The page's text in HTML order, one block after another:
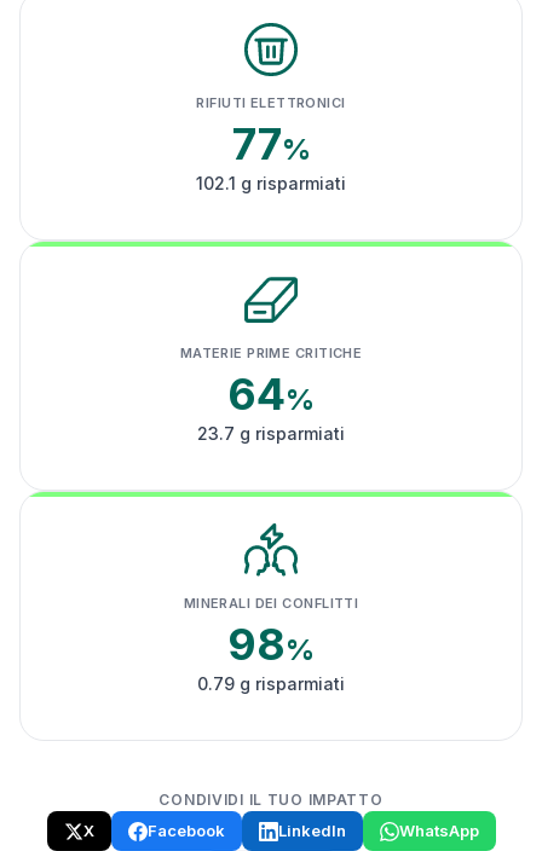
RIFIUTI ELETTRONICI
77%
102.1 g risparmiati
MATERIE PRIME CRITICHE
64%
23.7 g risparmiati
MINERALI DEI CONFLITTI
98%
0.79 g risparmiati
CONDIVIDI IL TUO IMPATTO
X Facebook LinkedIn
WhatsApp